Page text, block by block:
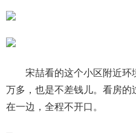
宋喆看的这个小区附近环
万多，也是不差钱儿。看房
在一边，全程不开口。